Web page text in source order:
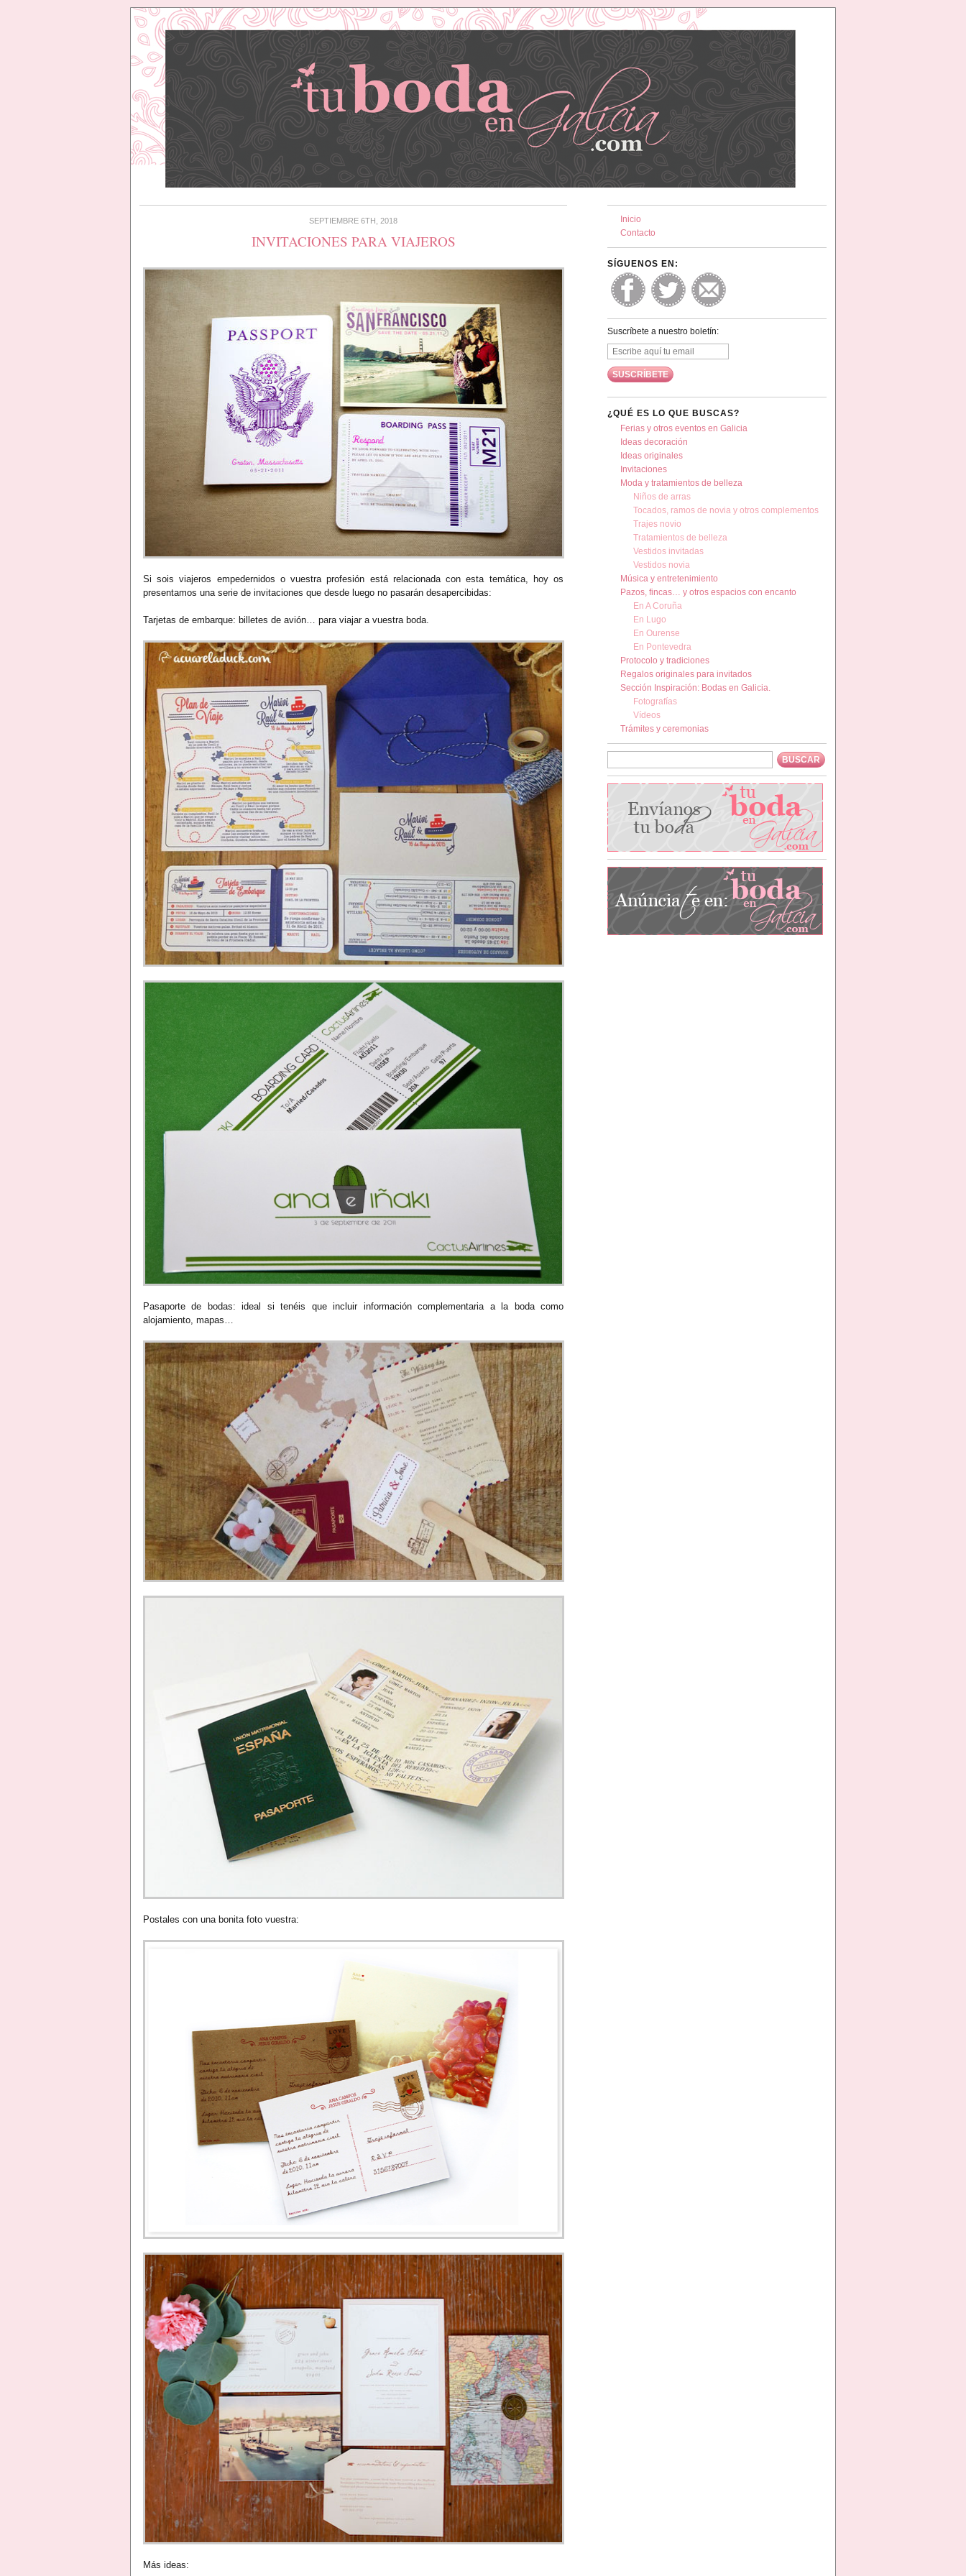
SEPTIEMBRE 6TH, 2018
INVITACIONES PARA VIAJEROS
Si sois viajeros empedernidos o vuestra profesión está relacionada con esta temática, hoy os
presentamos una serie de invitaciones que desde luego no pasarán desapercibidas:
Tarjetas de embarque: billetes de avión… para viajar a vuestra boda.
Pasaporte de bodas: ideal si tenéis que incluir información complementaria a la boda como
alojamiento, mapas…
Postales con una bonita foto vuestra:
Más ideas:
Inicio
Contacto
SÍGUENOS EN:
Suscríbete a nuestro boletín:
¿QUÉ ES LO QUE BUSCAS?
Ferias y otros eventos en Galicia
Ideas decoración
Ideas originales
Invitaciones
Moda y tratamientos de belleza
Niños de arras
Tocados, ramos de novia y otros complementos
Trajes novio
Tratamientos de belleza
Vestidos invitadas
Vestidos novia
Música y entretenimiento
Pazos, fincas… y otros espacios con encanto
En A Coruña
En Lugo
En Ourense
En Pontevedra
Protocolo y tradiciones
Regalos originales para invitados
Sección Inspiración: Bodas en Galicia.
Fotografías
Vídeos
Trámites y ceremonias